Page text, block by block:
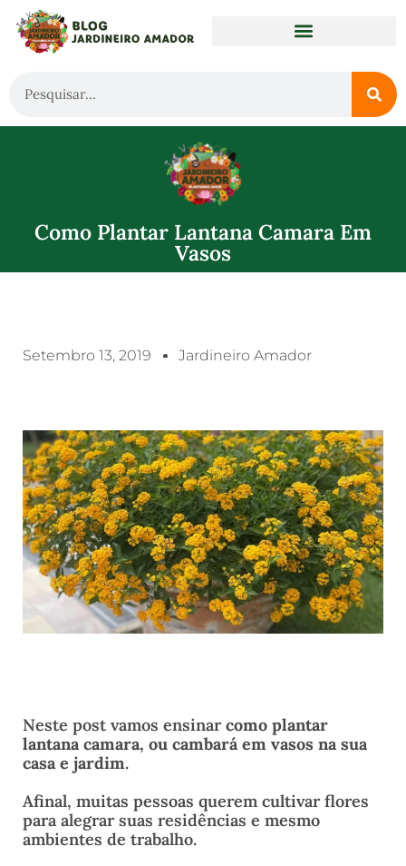
Como Plantar Lantana Camara Em
Vasos
Setembro 13, 2019 Jardineiro Amador
Neste post vamos ensinar como plantar
lantana camara, ou cambará em vasos na sua
casa e jardim.
Afinal, muitas pessoas querem cultivar flores
para alegrar suas residências e mesmo
ambientes de trabalho.